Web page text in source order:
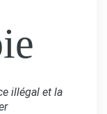
illégal et la